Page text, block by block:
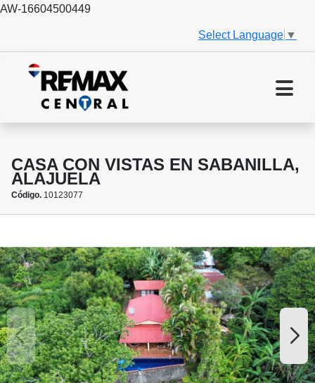
AW-16604500449
Select Language ▼
CASA CON VISTAS EN SABANILLA,
ALAJUELA
Código. 10123077